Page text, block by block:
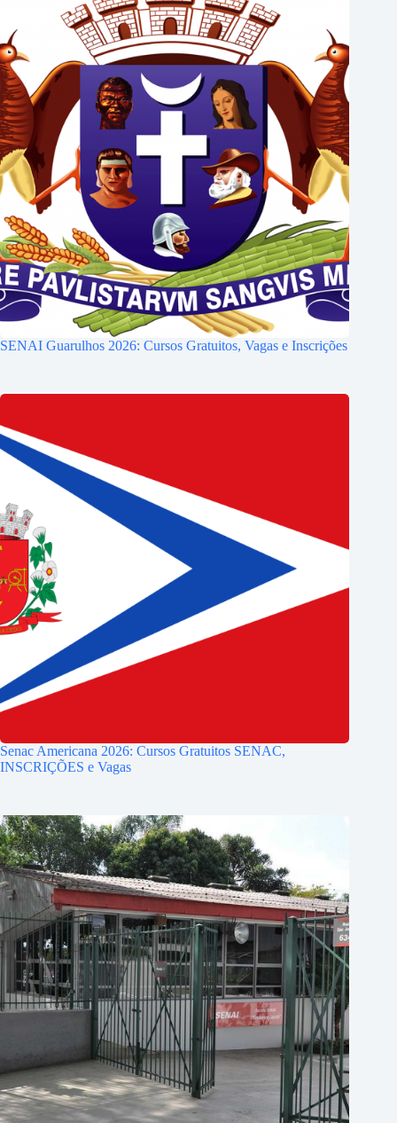
SENAI Guarulhos 2026: Cursos Gratuitos, Vagas e Inscrições
Senac Americana 2026: Cursos Gratuitos SENAC,
INSCRIÇÕES e Vagas